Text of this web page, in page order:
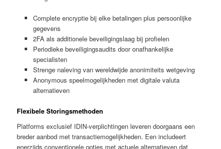
Complete encryptie bij elke betalingen plus persoonlijke
gegevens
2FA als additionele beveiligingslaag bij profielen
Periodieke beveiligingsaudits door onafhankelijke
specialisten
Strenge naleving van wereldwijde anonimiteits wetgeving
Anonymous speelmogelijkheden met digitale valuta
alternatieven
Flexibele Storingsmethoden
Platforms exclusief IDIN-verplichtingen leveren doorgaans een
breder aanbod met transactiemogelijkheden. Een includeert
enerzijds conventionele opties met actuele alternatieven dat